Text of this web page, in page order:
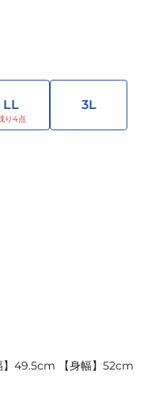
LL 3L
】49.5cm 【身幅】52cm